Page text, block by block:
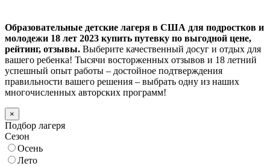
Образовательные детские лагеря в США для подростков и
молодежи 18 лет 2023 купить путевку по выгодной цене,
рейтинг, отзывы. Выберите качественный досуг и отдых для
вашего ребенка! Тысячи восторженных отзывов и 18 летний
успешный опыт работы – достойное подтверждения
правильности вашего решения – выбрать одну из наших
многочисленных авторских программ!
×
Подбор лагеря
Сезон
Осень
Лето